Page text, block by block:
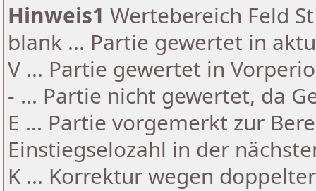
Hinweis1 Wertebereich Feld
blank ... Partie gewertet in
V ... Partie gewertet in
- ... Partie nicht gewertet, da
E ... Partie vorgemerkt zur
Einstiegselozahl in der
K ... Korrektur wegen